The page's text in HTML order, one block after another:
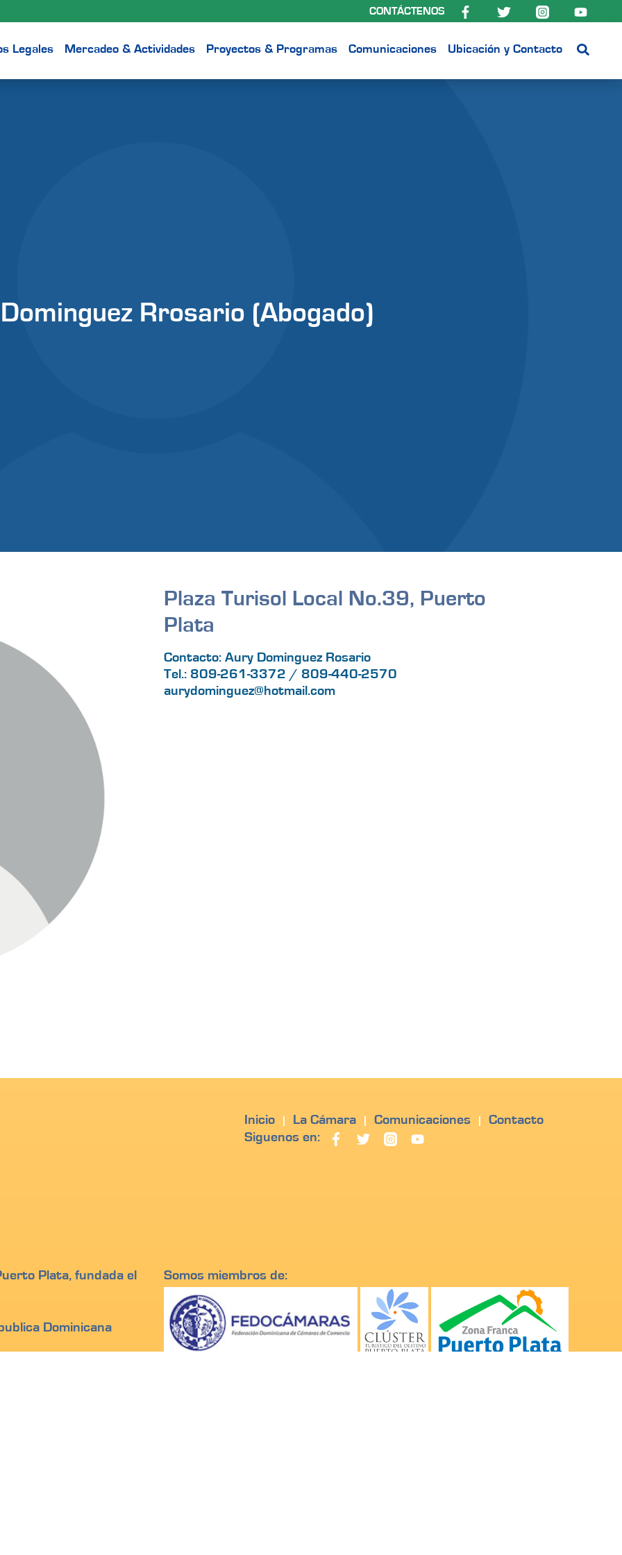
CONTÁCTENOS
Legales Mercadeo & Actividades Proyectos & Programas Comunicaciones Ubicación y Contacto
Rrosario (Abogado)
Plaza Turisol Local No.39, Puerto
Plata
Contacto: Aury Dominguez Rosario
Tel.: 809-261-3372 / 809-440-2570
aurydominguez@hotmail.com
Inicio La Cámara Comunicaciones
Contacto
Siguenos en:
Plata, fundada el
Dominicana
Somos miembros de: